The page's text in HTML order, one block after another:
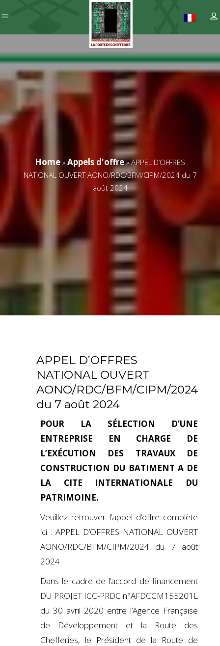
Home » Appels d'offre»APPEL D’OFFRES
NATIONAL OUVERT AONO/RDC/BFM/CIPM/2024 du 7
août 2024
APPEL D’OFFRES
NATIONAL OUVERT
AONO/RDC/BFM/CIPM/2024
du 7 août 2024
POUR LA SÉLECTION D’UNE
ENTREPRISE EN CHARGE DE
L’EXÉCUTION DES TRAVAUX DE
CONSTRUCTION DU BATIMENT A DE
LA CITE INTERNATIONALE DU
PATRIMOINE.
Veuillez retrouver l’appel d’offre complète
ici : APPEL D’OFFRES NATIONAL OUVERT
AONO/RDC/BFM/CIPM/2024 du 7 août
2024
Dans le cadre de l’accord de financement
DU PROJET ICC-PRDC n°AFDCCM155201L
du 30 avril 2020 entre l’Agence Française
de Développement et la Route des
Chefferies, le Président de la Route de